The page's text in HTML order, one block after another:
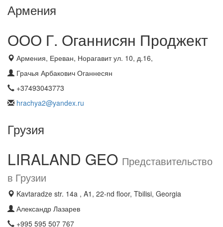
Армения
ООО Г. Оганнисян Проджект
Армения, Ереван, Норагавит ул. 10, д.16,
Грачья Арбакович Оганнесян
+37493043773
hrachya2@yandex.ru
Грузия
LIRALAND GEO Представительство
в Грузии
Kavtaradze str. 14a , A1, 22-nd floor, Tbilisi, Georgia
Александр Лазарев
+995 595 507 767